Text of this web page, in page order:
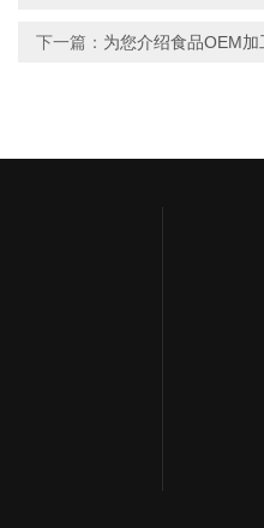
下一篇： 为您介绍食品OEM加